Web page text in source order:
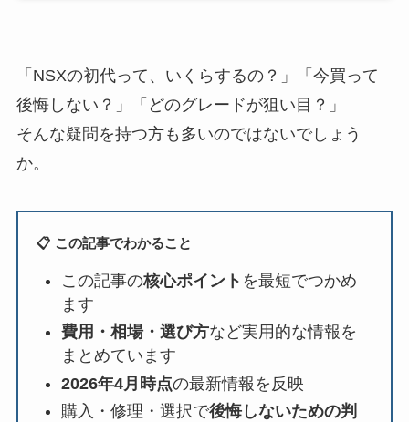
「NSXの初代って、いくらするの？」「今買って
後悔しない？」「どのグレードが狙い目？」
そんな疑問を持つ方も多いのではないでしょう
か。
📋 この記事でわかること
この記事の核心ポイント を最短でつかめ
ます
費用・相場・選び方など実用的な情報を
まとめています
2026年4月時点の最新情報を反映
購入・修理・選択で後悔しないための判